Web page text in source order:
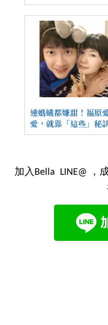
連螞蟻都嫌甜！福原
愛，就靠「這些」秘
加入Bella LINE@ ，